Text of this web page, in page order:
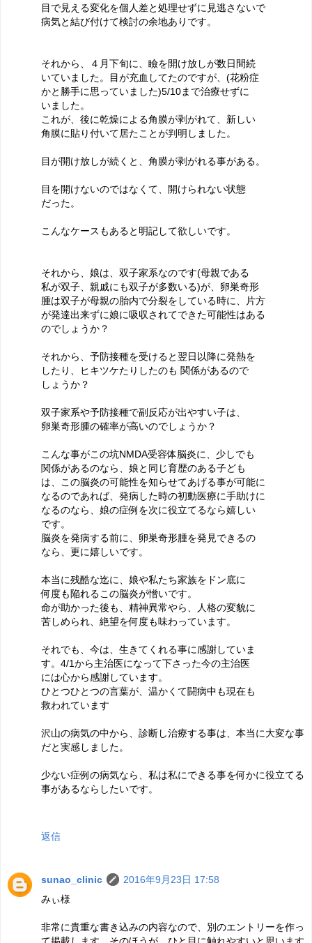
目で見える変化を個人差と処理せずに見逃さないで
病気と結び付けて検討の余地ありです。
それから、４月下旬に、瞼を開け放しが数日間続
いていました。目が充血してたのですが、(花粉症
かと勝手に思っていました)5/10まで治療せずに
いました。
これが、後に乾燥による角膜が剥がれて、新しい
角膜に貼り付いて居たことが判明しました。
目が開け放しが続くと、角膜が剥がれる事がある。
目を開けないのではなくて、開けられない状態
だった。
こんなケースもあると明記して欲しいです。
それから、娘は、双子家系なのです(母親である
私が双子、親戚にも双子が多数いる)が、卵巣奇形
腫は双子が母親の胎内で分裂をしている時に、片方
が発達出来ずに娘に吸収されてできた可能性はある
のでしょうか？
それから、予防接種を受けると翌日以降に発熱を
したり、ヒキツケたりしたのも 関係があるので
しょうか？
双子家系や予防接種で副反応が出やすい子は、
卵巣奇形腫の確率が高いのでしょうか？
こんな事がこの坑NMDA受容体脳炎に、少しでも
関係があるのなら、娘と同じ育歴のある子ども
は、この脳炎の可能性を知らせてあげる事が可能に
なるのであれば、発病した時の初動医療に手助けに
なるのなら、娘の症例を次に役立てるなら嬉しい
です。
脳炎を発病する前に、卵巣奇形腫を発見できるの
なら、更に嬉しいです。
本当に残酷な迄に、娘や私たち家族をドン底に
何度も陥れるこの脳炎が憎いです。
命が助かった後も、精神異常やら、人格の変貌に
苦しめられ、絶望を何度も味わっています。
それでも、今は、生きてくれる事に感謝していま
す。4/1から主治医になって下さった今の主治医
には心から感謝しています。
ひとつひとつの言葉が、温かくて闘病中も現在も
救われています
沢山の病気の中から、診断し治療する事は、本当に大変な事
だと実感しました。
少ない症例の病気なら、私は私にできる事を何かに役立てる
事があるならしたいです。
返信
sunao_clinic
2016年9月23日 17:58
みぃ様
非常に貴重な書き込みの内容なので、別のエントリーを作っ